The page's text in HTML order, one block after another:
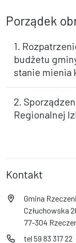
Porządek
1.
budżetu
stanie mienia
2.
Regionalnej
Kontakt
Gmina
Człuchowska
77-304
tel 59 83 317 22